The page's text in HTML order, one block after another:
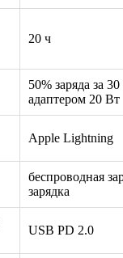
20 ч
50% заряда за
адаптером 20 Вт
Apple Lightning
беспроводная
зарядка
USB PD 2.0